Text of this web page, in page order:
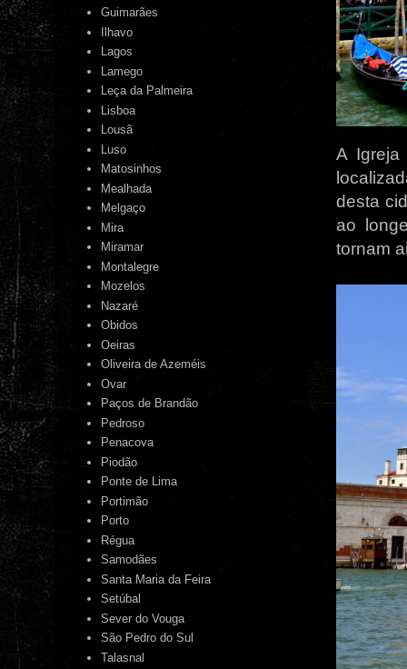
A Igreja
desta
ao
tornam
Guimarães
Ilhavo
Lagos
Lamego
Leça da Palmeira
Lisboa
Lousã
Luso
Matosinhos
Mealhada
Melgaço
Mira
Miramar
Montalegre
Mozelos
Nazaré
Obidos
Oeiras
Oliveira de Azeméis
Ovar
Paços de Brandão
Pedroso
Penacova
Piodão
Ponte de Lima
Portimão
Porto
Régua
Samodães
Santa Maria da Feira
Setúbal
Sever do Vouga
São Pedro do Sul
Talasnal